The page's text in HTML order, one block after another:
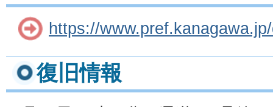
https://
復旧情報